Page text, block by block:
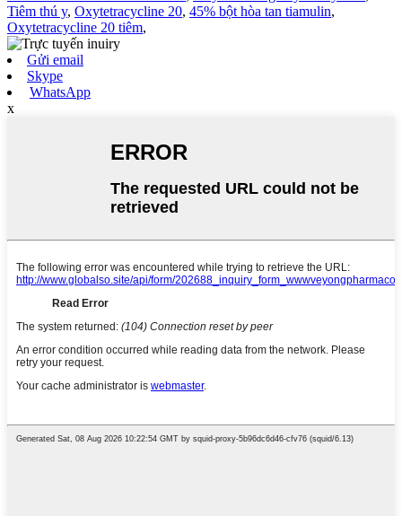
Tiêm thú y, Oxytetracycline 20, 45% bột hòa tan tiamulin,
Oxytetracycline 20 tiêm,
Gửi email
Skype
WhatsApp
x